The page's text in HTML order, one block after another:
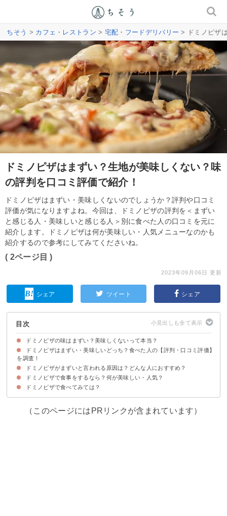
ちそう > カフェ・レストラン > 宅配・フードデリバリー > ドミノピザ
ドミノピザはまずい？生地が美味しくない？味
の評判を口コミ評価で紹介！
ドミノピザはまずい・美味しくないのでしょうか？評判や口コミ
評価が気になりますよね。今回は、ドミノピザの評判を＜まずい
と感じる人・美味しいと感じる人＞別に食べた人の口コミを元に
紹介します。ドミノピザは何が美味しい・人気メニューなのかも
紹介するので参考にしてみてくださいね。
( 2ページ目 )
2023年09月06日 更新
シェア ツイート シェア
目次
ドミノピザの味はまずい？美味しくないって本当？
ドミノピザはまずい・美味しいどっち？食べた人の【評判・口コミ評価】
を調査！
ドミノピザがまずいと感じる人の口コミ
ドミノピザが美味しいと感じる人の口コミ
ドミノピザがまずいと言われる原因は？どんな人におすすめ？
ドミノピザで食事をするなら？何が美味しい・人気？
①クワトロ・チーズンロール（税込3,080円～4,280円）
②ガーリック・マスター（税込2,300円～3,500円）
③クワトロ・ニッポン（税込2,690円～3,890円）
ドミノピザで食べてみては？
（このページにはPRリンクが含まれています）